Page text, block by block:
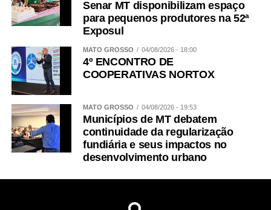
Senar MT disponibilizam espaço
para pequenos produtores na 52ª
Exposul
MATO GROSSO 04/08/2026 - 18:00
4º ENCONTRO DE
COOPERATIVAS NORTOX
MATO GROSSO 04/08/2026 - 19:53
Municípios de MT debatem
continuidade da regularização
fundiária e seus impactos no
desenvolvimento urbano